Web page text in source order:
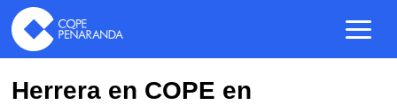
Herrera en COPE en